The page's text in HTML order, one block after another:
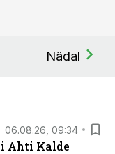
Nädal
06.08.26, 09:34
Ahti Kalde